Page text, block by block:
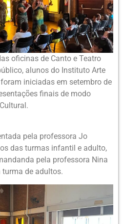
oficinas de Canto e Teatro
alunos do Instituto Arte
iniciadas em setembro de
finais de modo
pela professora Jo
das turmas infantil e adulto,
pela professora Nina
de adultos.